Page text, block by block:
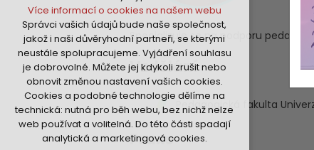
vyhodnocení návštěvnosti
marketingová cookies (Google,Hotjar,Sklik)
Více informací o cookies na našem webu
Přijmout všechny cookies
Odmítnout vše
Více informací o cookies na našem webu
Správci vašich údajů bude naše společnost,
jakož i naši důvěryhodní partneři, se kterými
neustále spolupracujeme. Vyjádření souhlasu
je dobrovolné. Můžete jej kdykoli zrušit nebo
obnovit změnou nastavení vašich cookies.
Cookies a podobné technologie dělíme na
technická: nutná pro běh webu, bez nichž nelze
web používat a volitelná. Do této části spadají
analytická a marketingová cookies.
Specializuje se na podporu
Vzdělání
Pedagogická fakulta
Praxe